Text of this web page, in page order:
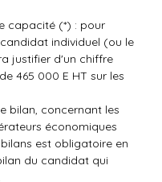
capacité (*) : pour
individuel (ou le
justifier d'un chiffre
465 000 E HT sur les
bilan, concernant les
économiques
est obligatoire en
du candidat qui